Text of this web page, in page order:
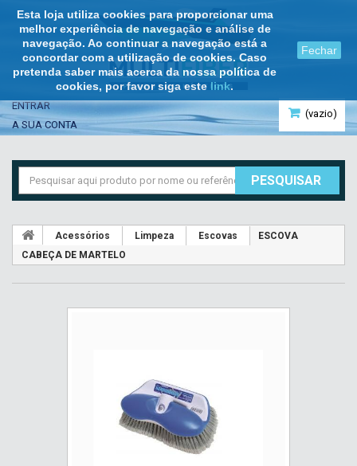
Esta loja utiliza cookies para proporcionar uma
melhor experiência de navegação e análise de
navegação. Ao continuar a navegação está a
concordar com a utilização de cookies. Caso
pretenda saber mais acerca da nossa política de
cookies, por favor siga este link.
Fechar
(vazio)
ENTRAR
A SUA CONTA
PESQUISAR
Acessórios Limpeza Escovas
ESCOVA
CABEÇA DE MARTELO